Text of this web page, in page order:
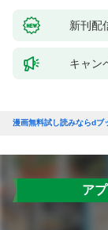
新刊配
キャン
漫画無料試し読みならdブ
ア